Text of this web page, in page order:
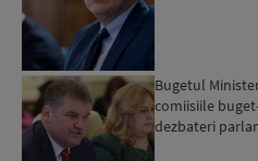
Bugetul
comiisiile
dezbateri